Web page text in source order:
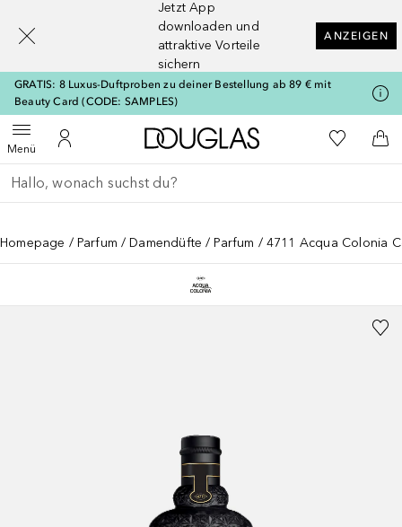
Jetzt App
downloaden und
attraktive Vorteile
sichern
ANZEIGEN
GRATIS: 8 Luxus-Duftproben zu deiner Bestellung ab 89 € mit
Beauty Card (CODE: SAMPLES)
MenüMenü öffnenZu Meinem Kundenkonto
Zur Douglas Startseite
Zu Meiner
Gehe zurück
Suche ausführen
Homepage Parfum Damendüfte Parfum 4711 Acqua Colonia
[navigation.slideout.screenreader]